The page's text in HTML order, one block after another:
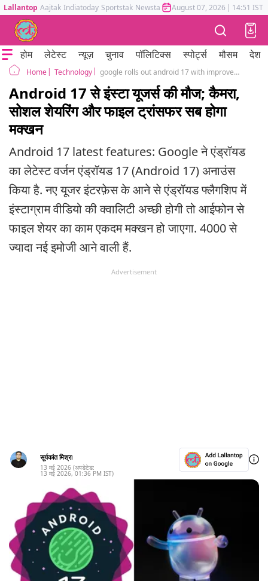
Lallantop Aajtak Indiatoday Sportstak Newstak Mumbai Tak Astrotak
August 07, 2026 | 14:51 IST
होम लेटेस्ट न्यूज़ चुनाव पॉलिटिक्स स्पोर्ट्स मौसम देश
Home Technology google rolls out android 17 with improved Instagram experience and Quick Share for more smartphones
Android 17 से इंस्टा यूजर्स की मौज; कैमरा,
सोशल शेयरिंग और फाइल ट्रांसफर सब होगा
मक्खन
Android 17 latest features: Google ने एंड्रॉयड
का लेटेस्ट वर्जन एंड्रॉयड 17 (Android 17) अनाउंस
किया है. नए यूजर इंटरफ़ेस के आने से एंड्रॉयड फ्लैगशिप में
इंस्टाग्राम वीडियो की क्वालिटी अच्छी होगी तो आईफोन से
फाइल शेयर का काम एकदम मक्खन हो जाएगा. 4000 से
ज्यादा नई इमोजी आने वाली हैं.
Advertisement
सूर्यकांत मिश्रा
13 मई 2026 (अपडेटेड:
13 मई 2026, 01:36 PM IST)